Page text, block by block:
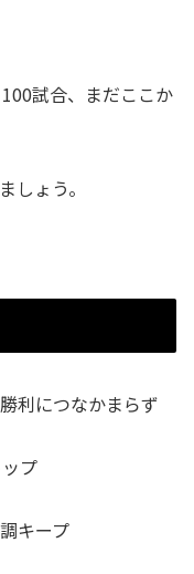
試合、まだここか
しょう。
利につなかまらず
プ
キープ